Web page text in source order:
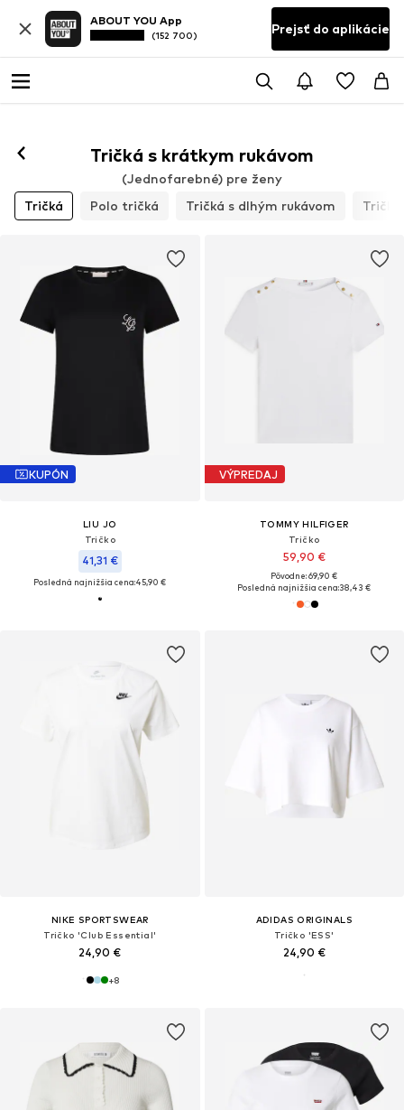
ABOUT YOU App
(152 700) Prejsť do aplikácie
Tričká s krátkym rukávom
(Jednofarebné) pre ženy
Tričká
Polo tričká Tričká s dlhým rukávom
KUPÓN
LIU JO
Tričko
41,31 €
Posledná najnižšia cena:45,90 €
VÝPREDAJ
TOMMY HILFIGER
Tričko
59,90 €
Pôvodne: 69,90 €
Posledná najnižšia cena:38,43 €
NIKE SPORTSWEAR
Tričko 'Club Essential'
24,90 €
+8
ADIDAS ORIGINALS
Tričko 'ESS'
24,90 €